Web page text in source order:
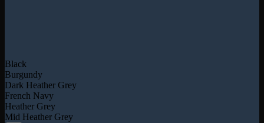
Black
Burgundy
Dark Heather Grey
French Navy
Heather Grey
Mid Heather Grey